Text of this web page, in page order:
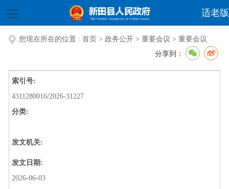
适老版
您现在所在的位置 : 首页 > 政务公开 > 重要会议 > 重要会议
分享到：
索引号:
4311280016/2026-31227
分类:
发文机关:
发文日期:
2026-06-03